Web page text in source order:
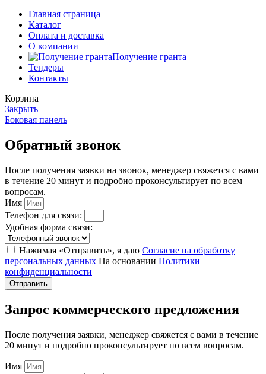
Главная страница
Каталог
Оплата и доставка
О компании
Получение гранта
Тендеры
Контакты
Корзина
Закрыть
Боковая панель
Обратный звонок
После получения заявки на звонок, менеджер свяжется с вами
в течение 20 минут и подробно проконсультирует по всем
вопросам.
Имя
Телефон для связи:
Удобная форма связи:
Нажимая «Отправить», я даю Согласие на обработку
персональных данных На основании Политики
конфиденциальности
Отправить
Запрос коммерческого предложения
После получения заявки, менеджер свяжется с вами в течение
20 минут и подробно проконсультирует по всем вопросам.
Имя